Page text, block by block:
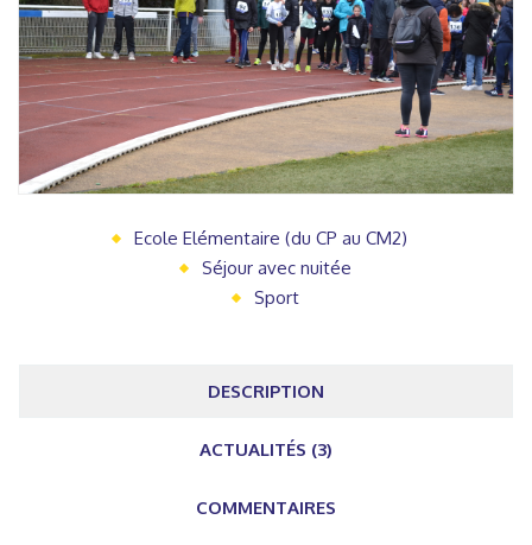
Ecole Elémentaire (du CP au CM2)
Séjour avec nuitée
Sport
DESCRIPTION
ACTUALITÉS (3)
COMMENTAIRES